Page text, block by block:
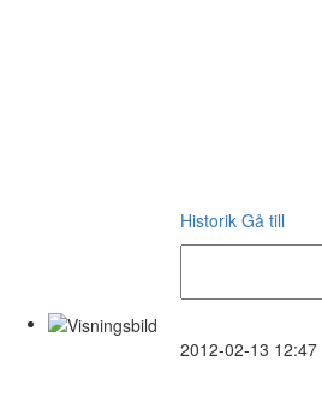
Historik Gå till
2012-02-13 12:47